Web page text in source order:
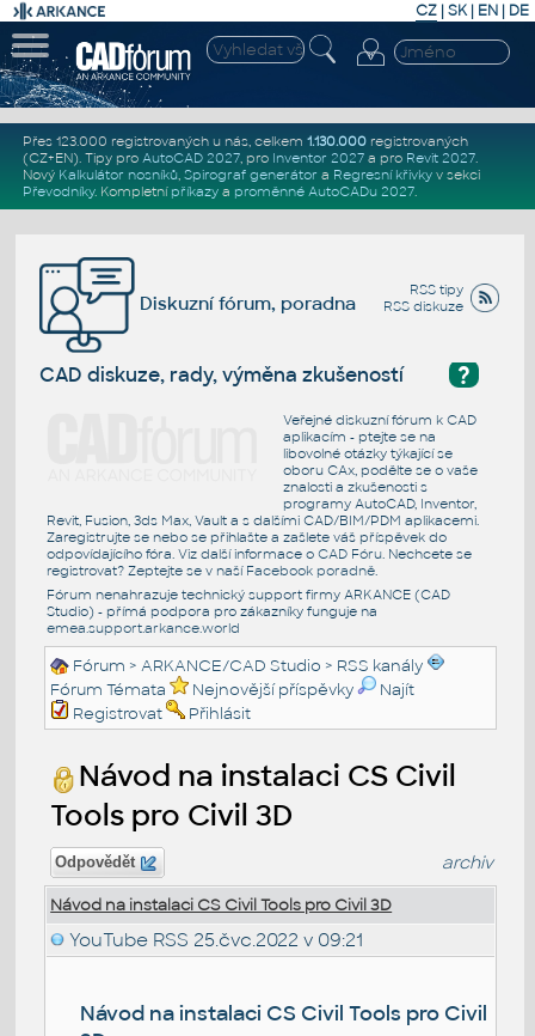
CZ | SK| EN | DE
Přes 123.000 registrovaných u nás, celkem 1.130.000registrovaných
(CZ+EN). Tipy pro AutoCAD 2027, pro Inventor 2027a pro Revit 2027.
Nový Kalkulátor nosníků, Spirograf generátor a Regresní křivkyv sekci
Převodníky. Kompletní příkazya proměnné AutoCADu 2027.
RSS tipy
RSS diskuze
Diskuzní fórum, poradna
?
CAD diskuze, rady, výměna zkušeností
Veřejné diskuzní fórum k CAD
aplikacím - ptejte se na
libovolné otázky týkající se
oboru CAx, podělte se o vaše
znalosti a zkušenosti s
programy AutoCAD, Inventor,
Revit, Fusion, 3ds Max, Vault a s dalšími CAD/BIM/PDM aplikacemi.
Zaregistrujte se nebo se přihlašte a zašlete váš příspěvek do
odpovídajícího fóra. Viz další informace o CAD Fóru. Nechcete se
registrovat? Zeptejte se v naší Facebook poradně.
Fórum nenahrazuje technický support firmy ARKANCE (CAD
Studio) - přímá podpora pro zákazníky funguje na
emea.support.arkance.world
Fórum >ARKANCE/CAD Studio > RSS kanály
Fórum Témata
Nejnovější příspěvky
Najít
Registrovat
Přihlásit
Návod na instalaci CS Civil
Tools pro Civil 3D
Odpovědět archiv
Návod na instalaci CS Civil Tools pro Civil 3D
YouTube RSS 25.čvc.2022 v 09:21
Návod na instalaci CS Civil Tools pro Civil